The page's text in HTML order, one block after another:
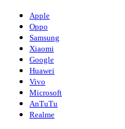
Apple
Oppo
Samsung
Xiaomi
Google
Huawei
Vivo
Microsoft
AnTuTu
Realme